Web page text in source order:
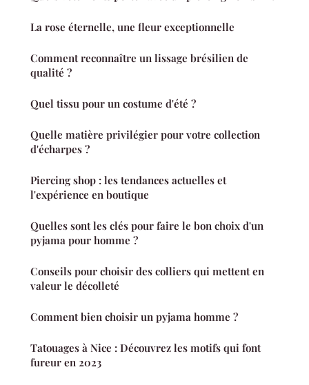
La rose éternelle, une fleur exceptionnelle
Comment reconnaître un lissage brésilien de
qualité ?
Quel tissu pour un costume d'été ?
Quelle matière privilégier pour votre collection
d'écharpes ?
Piercing shop : les tendances actuelles et
l'expérience en boutique
Quelles sont les clés pour faire le bon choix d'un
pyjama pour homme ?
Conseils pour choisir des colliers qui mettent en
valeur le décolleté
Comment bien choisir un pyjama homme ?
Tatouages à Nice : Découvrez les motifs qui font
fureur en 2023